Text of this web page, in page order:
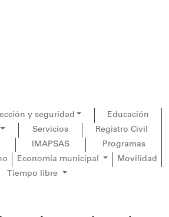
y seguridad
Educación
Servicios
Registro Civil
IMAPSAS
Programas
Economía municipal
Movilidad
Tiempo libre